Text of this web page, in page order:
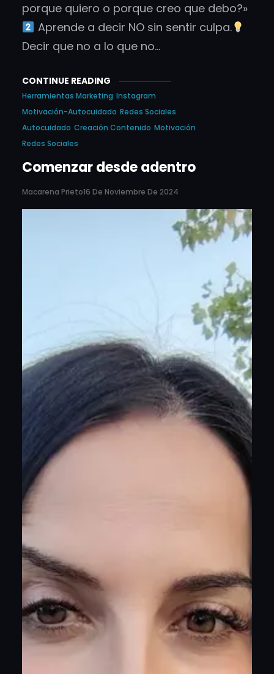
porque quiero o porque creo que debo?»
Aprende a decir NO sin sentir culpa.
Decir que no a lo que no…
CONTINUE READING
Herramientas Marketing Instagram
Motivación-Autocuidado Redes Sociales
Autocuidado Creación Contenido Motivación
Redes Sociales
Comenzar desde adentro
Macarena Prieto16 De Noviembre De 2024